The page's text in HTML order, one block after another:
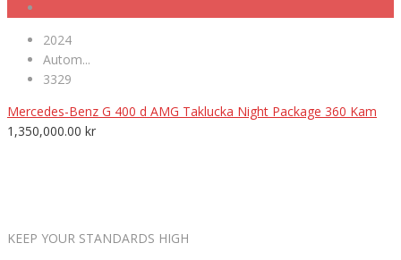
2024
Autom...
3329
Mercedes-Benz G 400 d AMG Taklucka Night Package 360 Kam
1,350,000.00 kr
KEEP YOUR STANDARDS HIGH